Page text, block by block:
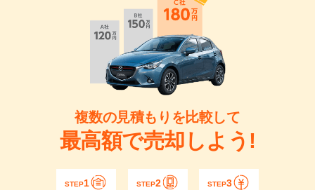
複数の見積もりを比較して
最高額で売却しよう!
STEP1 STEP2 STEP3